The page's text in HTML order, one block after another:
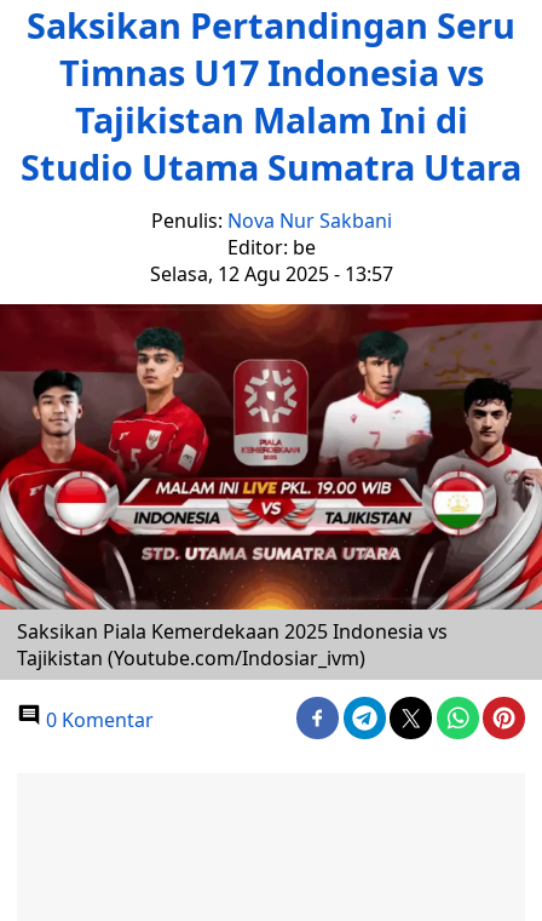
Saksikan Pertandingan Seru
Timnas U17 Indonesia vs
Tajikistan Malam Ini di
Studio Utama Sumatra Utara
Penulis: Nova Nur Sakbani
Editor: be
Selasa, 12 Agu 2025 - 13:57
Saksikan Piala Kemerdekaan 2025 Indonesia vs
Tajikistan (Youtube.com/Indosiar_ivm)
0 Komentar